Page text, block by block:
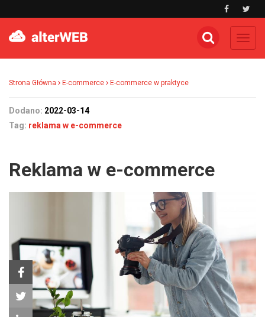
Strona Główna E-commerce E-commerce w praktyce
Dodano: 2022-03-14
Tag: reklama w e-commerce
Reklama w e-commerce